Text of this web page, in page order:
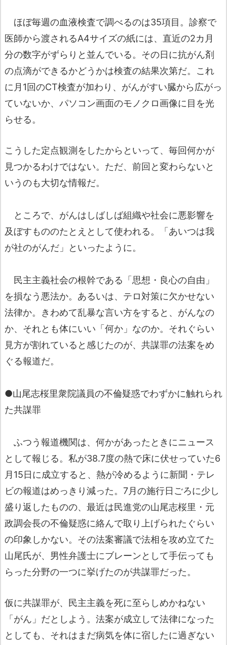
ほぼ毎週の血液検査で調べるのは35項目。診察で
医師から渡されるA4サイズの紙には、直近の2カ月
分の数字がずらりと並んでいる。その日に抗がん剤
の点滴ができるかどうかは検査の結果次第だ。これ
に月1回のCT検査が加わり、がんがすい臓から広がっ
ていないか、パソコン画面のモノクロ画像に目を光
らせる。
こうした定点観測をしたからといって、毎回何かが
見つかるわけではない。ただ、前回と変わらないと
いうのも大切な情報だ。
ところで、がんはしばしば組織や社会に悪影響を
及ぼすもののたとえとして使われる。「あいつは我
が社のがんだ」といったように。
民主主義社会の根幹である「思想・良心の自由」
を損なう悪法か。あるいは、テロ対策に欠かせない
法律か。きわめて乱暴な言い方をすると、がんなの
か、それとも体にいい「何か」なのか。それぐらい
見方が割れていると感じたのが、共謀罪の法案をめ
ぐる報道だ。
●山尾志桜里衆院議員の不倫疑惑でわずかに触れられ
た共謀罪
ふつう報道機関は、何かがあったときにニュース
として報じる。私が38.7度の熱で床に伏せっていた6
月15日に成立すると、熱が冷めるように新聞・テレ
ビの報道はめっきり減った。7月の施行日ごろに少し
盛り返したものの、最近は民進党の山尾志桜里・元
政調会長の不倫疑惑に絡んで取り上げられたぐらい
の印象しかない。その法案審議で法相を攻め立てた
山尾氏が、男性弁護士にブレーンとして手伝っても
らった分野の一つに挙げたのが共謀罪だった。
仮に共謀罪が、民主主義を死に至らしめかねない
「がん」だとしよう。法案が成立して法律になった
としても、それはまだ病気を体に宿したに過ぎない